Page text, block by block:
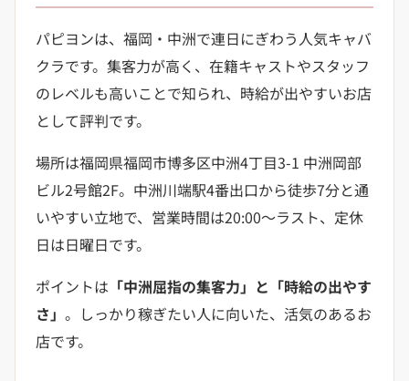
パピヨンは、福岡・中洲で連日にぎわう人気キャバ
クラです。集客力が高く、在籍キャストやスタッフ
のレベルも高いことで知られ、時給が出やすいお店
として評判です。
場所は福岡県福岡市博多区中洲4丁目3-1 中洲岡部
ビル2号館2F。中洲川端駅4番出口から徒歩7分と通
いやすい立地で、営業時間は20:00〜ラスト、定休
日は日曜日です。
ポイントは 「中洲屈指の集客力」と「時給の出やす
さ」。しっかり稼ぎたい人に向いた、活気のあるお
店です。